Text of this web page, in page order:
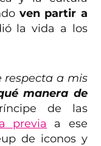
ven partir a
la vida a los
respecta a mis
manera de
de las
previa
a ese
de iconos y